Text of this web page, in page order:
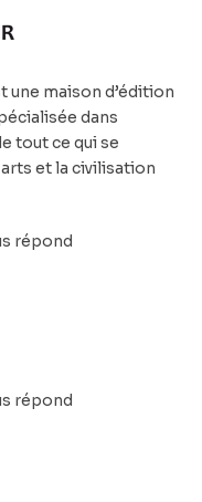
une maison d’édition
dans
tout ce qui se
et la civilisation
répond
répond